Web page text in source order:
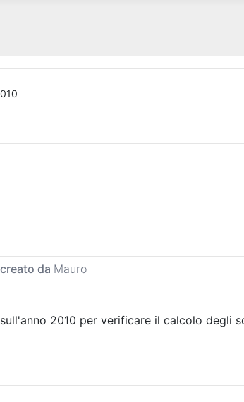
da Mauro
2010 per verificare il calcolo degli